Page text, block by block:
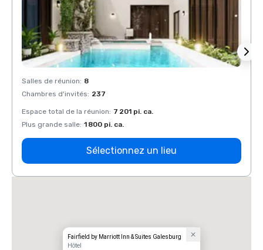
Salles de réunion: 8
Chambres d'invités: 237
Espace total de la réunion: 7 201 pi. ca.
Plus grande salle: 1 800 pi. ca.
Sélectionnez un lieu
Fairfield by Marriott Inn & Suites Galesburg
Hôtel